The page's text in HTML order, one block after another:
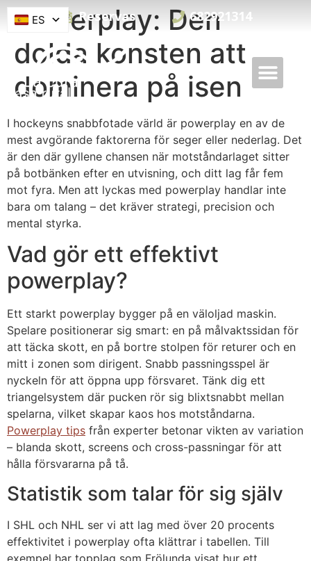
Reservas 682921314
Powerplay: Den
dolda konsten att
dominera på isen
I hockeyns snabbfotade värld är powerplay en av de
mest avgörande faktorerna för seger eller nederlag. Det
är den där gyllene chansen när motståndarlaget sitter
på botbänken efter en utvisning, och ditt lag får fem
mot fyra. Men att lyckas med powerplay handlar inte
bara om talang – det kräver strategi, precision och
mental styrka.
Vad gör ett effektivt
powerplay?
Ett starkt powerplay bygger på en väloljad maskin.
Spelare positionerar sig smart: en på målvaktssidan för
att täcka skott, en på bortre stolpen för returer och en
mitt i zonen som dirigent. Snabb passningsspel är
nyckeln för att öppna upp försvaret. Tänk dig ett
triangelsystem där pucken rör sig blixtsnabbt mellan
spelarna, vilket skapar kaos hos motståndarna.
Powerplay tips från experter betonar vikten av variation
– blanda skott, screens och cross-passningar för att
hålla försvararna på tå.
Statistik som talar för sig själv
I SHL och NHL ser vi att lag med över 20 procents
effektivitet i powerplay ofta klättrar i tabellen. Till
exempel har topplag som Frölunda visat hur ett
ES